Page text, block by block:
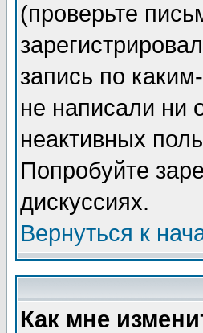
(проверьте
запись по
не написали ни
неактивных
Попробуйте
дискуссиях.
Вернуться к
Как мне